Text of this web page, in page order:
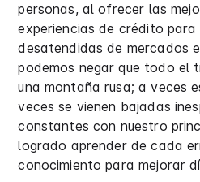
personas, al ofrecer las
experiencias de crédito
desatendidas de mercados
podemos negar que todo el
una montaña rusa; a veces
veces se vienen bajadas
constantes con nuestro
logrado aprender de cada
conocimiento para mejorar